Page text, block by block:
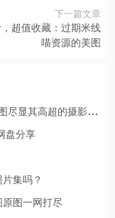
下一篇文章
超值收藏：过期米线
喵资源的美图
其高超的摄影技艺。
盘分享
集吗？
图一网打尽